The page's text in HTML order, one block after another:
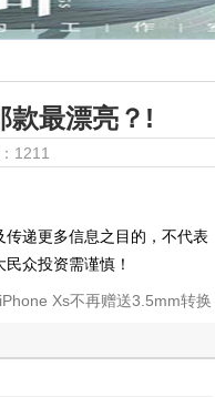
款最漂亮？!
1211
递更多信息之目的，不代表
众投资需谨慎！
iPhone Xs不再赠送3.5mm转换